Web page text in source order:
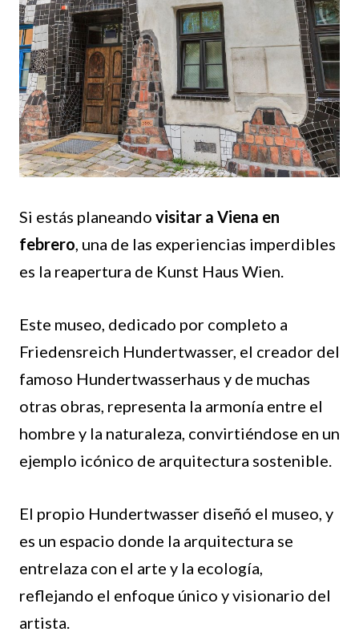
Si estás planeando visitar a Viena en
febrero, una de las experiencias imperdibles
es la reapertura de Kunst Haus Wien.
Este museo, dedicado por completo a
Friedensreich Hundertwasser, el creador del
famoso Hundertwasserhaus y de muchas
otras obras, representa la armonía entre el
hombre y la naturaleza, convirtiéndose en un
ejemplo icónico de arquitectura sostenible.
El propio Hundertwasser diseñó el museo, y
es un espacio donde la arquitectura se
entrelaza con el arte y la ecología,
reflejando el enfoque único y visionario del
artista.